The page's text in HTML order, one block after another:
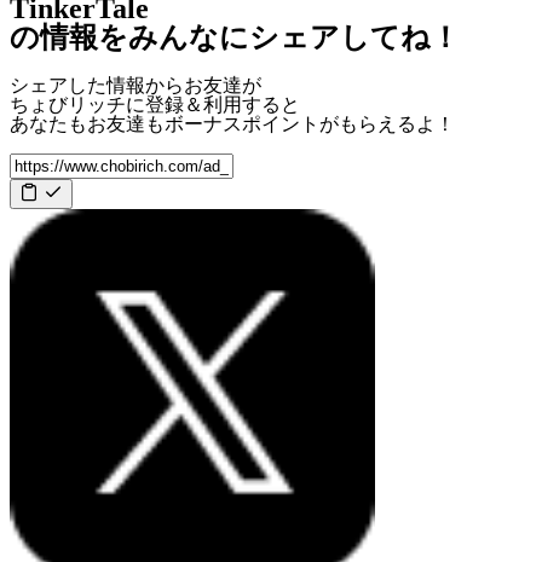
TinkerTale
の情報をみんなにシェアしてね！
シェアした情報からお友達が
ちょびリッチに登録＆利用すると
あなたもお友達もボーナスポイント がもらえるよ！